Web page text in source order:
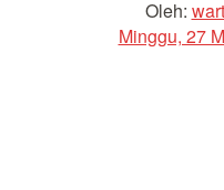
Oleh:
Minggu, 27